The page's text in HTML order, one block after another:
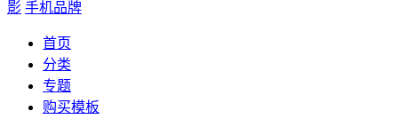
影 手机品牌
首页
分类
专题
购买模板